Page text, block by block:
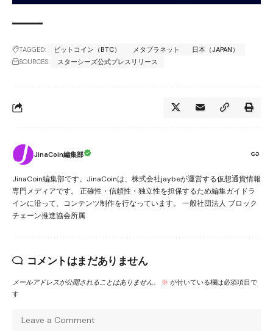
TAGGED: ビットコイン（BTC） メタプラネット
日本（JAPAN）
SOURCES:
スターシーズ公式プレスリリース
JinaCoin編集部
JinaCoin編集部です。JinaCoinは、株式会社jaybeが運営する仮想通貨情報
専門メディアです。 正確性・信頼性・独立性を担保するため編集ガイドラ
インに沿って、コンテンツ制作を行なっています。 一般社団法人 ブロック
チェーン推進協会所属
コメントはまだありません
メールアドレスが公開されることはありません。 ※ が付いている欄は必須項目で
す